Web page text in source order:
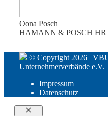
Oona Posch
HAMANN & POSCH HR
© Copyright 2026 |
Unternehmerverbände e.V.
Impressum
Datenschutz
Close